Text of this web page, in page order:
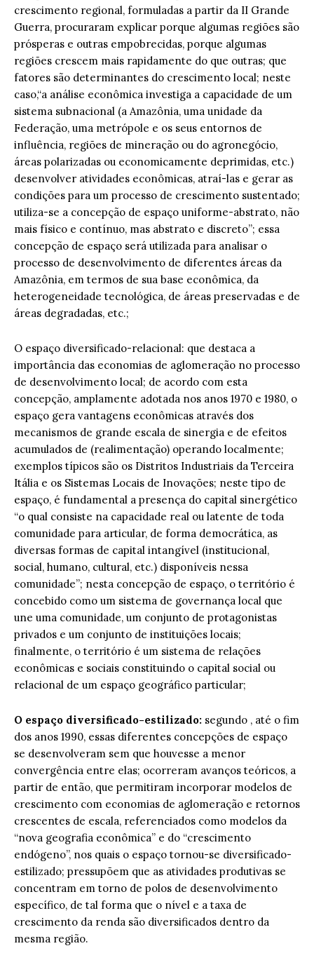
crescimento regional, formuladas a partir da II Grande
Guerra, procuraram explicar porque algumas regiões são
prósperas e outras empobrecidas, porque algumas
regiões crescem mais rapidamente do que outras; que
fatores são determinantes do crescimento local; neste
caso,“a análise econômica investiga a capacidade de um
sistema subnacional (a Amazônia, uma unidade da
Federação, uma metrópole e os seus entornos de
influência, regiões de mineração ou do agronegócio,
áreas polarizadas ou economicamente deprimidas, etc.)
desenvolver atividades econômicas, atraí-las e gerar as
condições para um processo de crescimento sustentado;
utiliza-se a concepção de espaço uniforme-abstrato, não
mais físico e contínuo, mas abstrato e discreto”; essa
concepção de espaço será utilizada para analisar o
processo de desenvolvimento de diferentes áreas da
Amazônia, em termos de sua base econômica, da
heterogeneidade tecnológica, de áreas preservadas e de
áreas degradadas, etc.;
O espaço diversificado-relacional: que destaca a
importância das economias de aglomeração no processo
de desenvolvimento local; de acordo com esta
concepção, amplamente adotada nos anos 1970 e 1980, o
espaço gera vantagens econômicas através dos
mecanismos de grande escala de sinergia e de efeitos
acumulados de (realimentação) operando localmente;
exemplos típicos são os Distritos Industriais da Terceira
Itália e os Sistemas Locais de Inovações; neste tipo de
espaço, é fundamental a presença do capital sinergético
“o qual consiste na capacidade real ou latente de toda
comunidade para articular, de forma democrática, as
diversas formas de capital intangível (institucional,
social, humano, cultural, etc.) disponíveis nessa
comunidade”; nesta concepção de espaço, o território é
concebido como um sistema de governança local que
une uma comunidade, um conjunto de protagonistas
privados e um conjunto de instituições locais;
finalmente, o território é um sistema de relações
econômicas e sociais constituindo o capital social ou
relacional de um espaço geográfico particular;
O espaço diversificado-estilizado: segundo , até o fim
dos anos 1990, essas diferentes concepções de espaço
se desenvolveram sem que houvesse a menor
convergência entre elas; ocorreram avanços teóricos, a
partir de então, que permitiram incorporar modelos de
crescimento com economias de aglomeração e retornos
crescentes de escala, referenciados como modelos da
“nova geografia econômica” e do “crescimento
endógeno”, nos quais o espaço tornou-se diversificado-
estilizado; pressupõem que as atividades produtivas se
concentram em torno de polos de desenvolvimento
específico, de tal forma que o nível e a taxa de
crescimento da renda são diversificados dentro da
mesma região.